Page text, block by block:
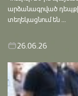
արձանագրված դեպքի
տեղեկացնում են ...
26.06.26